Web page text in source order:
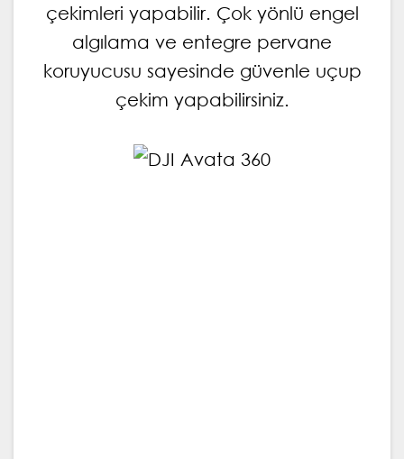
çekimleri yapabilir. Çok yönlü engel
algılama ve entegre pervane
koruyucusu sayesinde güvenle uçup
çekim yapabilirsiniz.